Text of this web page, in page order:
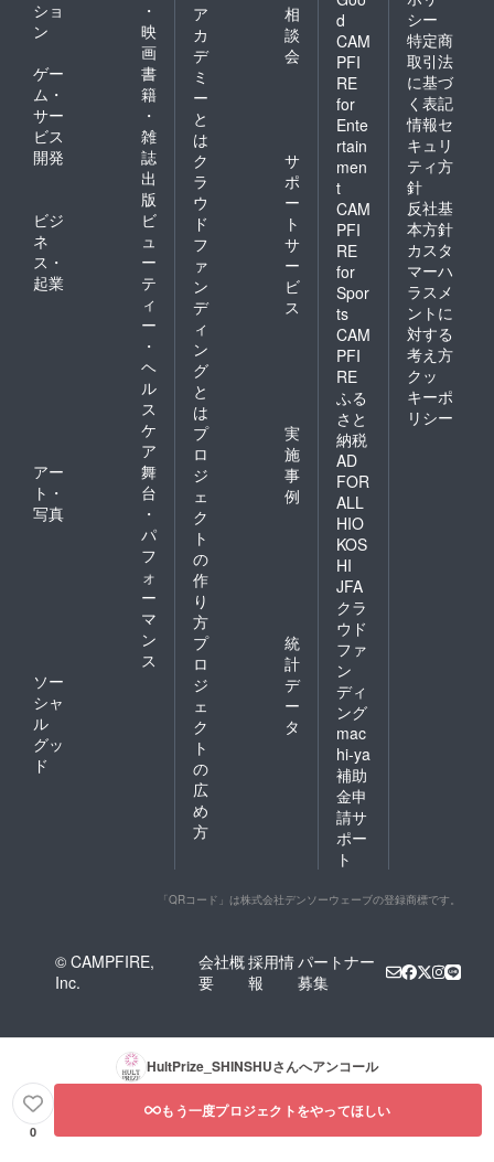
ショ
ン
・
映
画
ゲー
ム・
サー
ビス
開発
書
籍
・
雑
誌
出
版
ビジ
ネ
ス・
起業
ビ
ュ
ー
テ
ィ
ー
・
ヘ
ル
ス
ケ
ア
アー
ト・
写真
舞
台
・
パ
フ
ォ
ー
マ
ン
ス
ソー
シャ
ル
グッ
ド
ア
カ
デ
ミ
ー
と
は
相
談
会
ク
ラ
ウ
ド
フ
ァ
ン
デ
ィ
ン
グ
と
は
サ
ポ
ー
ト
サ
ー
ビ
ス
プ
ロ
ジ
ェ
ク
ト
の
作
り
方
実
施
事
例
プ
ロ
ジ
ェ
ク
ト
の
広
め
方
統
計
デ
ー
タ
d
CAM
PFI
RE
for
Ente
rtain
men
t
CAM
PFI
RE
for
Spor
ts
CAM
PFI
RE
ふる
さと
納税
AD
FOR
ALL
HIO
KOS
HI
JFA
クラ
ウド
ファ
ン
ディ
ング
mac
hi-ya
補助
金申
請サ
ポー
ト
シー
特定商
取引法
に基づ
く表記
情報セ
キュリ
ティ方
針
反社基
本方針
カスタ
マーハ
ラスメ
ントに
対する
考え方
クッ
キーポ
リシー
「QRコード」は株式会社デンソーウェーブの登録商標です。
© CAMPFIRE,
Inc.
会社概
要
採用情
報
パートナー
募集
HultPrize_SHINSHUさんへアンコール
0
もう一度プロジェクトをやってほしい